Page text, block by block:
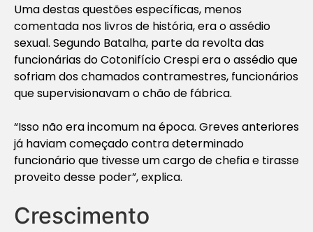
Uma destas questões específicas, menos
comentada nos livros de história, era o assédio
sexual. Segundo Batalha, parte da revolta das
funcionárias do Cotonifício Crespi era o assédio que
sofriam dos chamados contramestres, funcionários
que supervisionavam o chão de fábrica.
“Isso não era incomum na época. Greves anteriores
já haviam começado contra determinado
funcionário que tivesse um cargo de chefia e tirasse
proveito desse poder”, explica.
Crescimento